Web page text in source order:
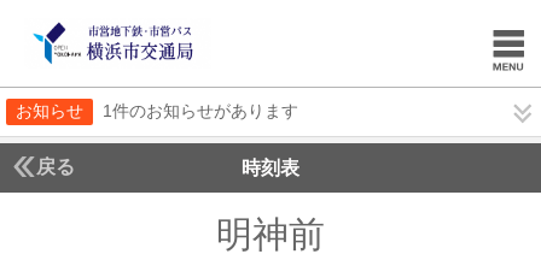
お知らせ 1件のお知らせがあります
戻る 時刻表
明神前